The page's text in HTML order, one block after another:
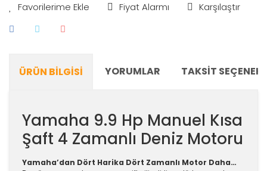
Fiyat Alarmı Karşılaştır
ÜRÜN BILGISI YORUMLAR TAKSIT
Yamaha 9.9 Hp Manuel Kısa
Şaft 4 Zamanlı Deniz Motoru
Yamaha’dan Dört Harika Dört Zamanlı Motor Daha…